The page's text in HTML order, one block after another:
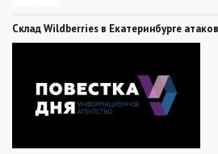
Склад Wildberries в Екатеринбурге